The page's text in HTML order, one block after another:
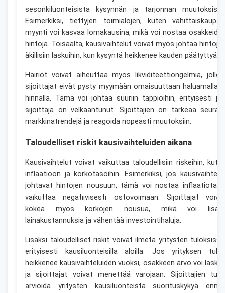
sesonkiluonteisista kysynnän ja tarjonnan
Esimerkiksi, tiettyjen toimialojen, kuten
myynti voi kasvaa lomakausina, mikä voi nostaa
hintoja. Toisaalta, kausivaihtelut voivat myös johtaa
äkillisiin laskuihin, kun kysyntä heikkenee kauden päätyttyä.
Häiriöt voivat aiheuttaa myös likviditeettiongelmia,
sijoittajat eivät pysty myymään omaisuuttaan
hinnalla. Tämä voi johtaa suuriin tappioihin, erityisesti
sijoittaja on velkaantunut. Sijoittajien on tärkeää
markkinatrendejä ja reagoida nopeasti muutoksiin.
Taloudelliset riskit kausivaihteluiden aikana
Kausivaihtelut voivat vaikuttaa taloudellisiin riskeihin,
inflaatioon ja korkotasoihin. Esimerkiksi, jos
johtavat hintojen nousuun, tämä voi nostaa inflaatiota
vaikuttaa negatiivisesti ostovoimaan. Sijoittajat
kokea myös korkojen nousua, mikä voi
lainakustannuksia ja vähentää investointihaluja.
Lisäksi taloudelliset riskit voivat ilmetä yritysten
erityisesti kausiluonteisilla aloilla. Jos yrityksen
heikkenee kausivaihteluiden vuoksi, osakkeen arvo voi
ja sijoittajat voivat menettää varojaan. Sijoittajien
arvioida yritysten kausiluonteista suorituskykyä